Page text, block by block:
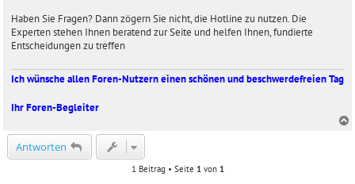
Haben Sie Fragen? Dann zögern Sie nicht, die Hotline zu nutzen. Die
Experten stehen Ihnen beratend zur Seite und helfen Ihnen, fundierte
Entscheidungen zu treffen
Ich wünsche allen Foren-Nutzern einen schönen und beschwerdefreien Tag
Ihr Foren-Begleiter
Antworten
1 Beitrag • Seite 1 von 1